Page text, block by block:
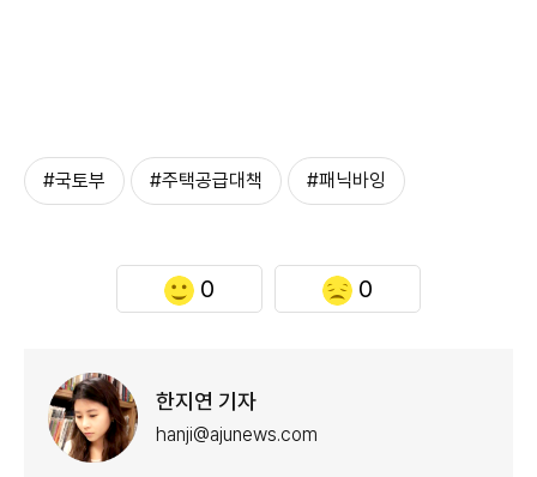
#국토부 #주택공급대책 #패닉바잉
0 0
한지연 기자
hanji@ajunews.com